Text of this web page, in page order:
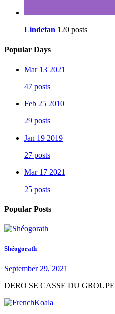
Lindefan 120 posts
Popular Days
Mar 13 2021
47 posts
Feb 25 2010
29 posts
Jan 19 2019
27 posts
Mar 17 2021
25 posts
Popular Posts
Shéogorath
September 29, 2021
DERO SE CASSE DU GROUPE